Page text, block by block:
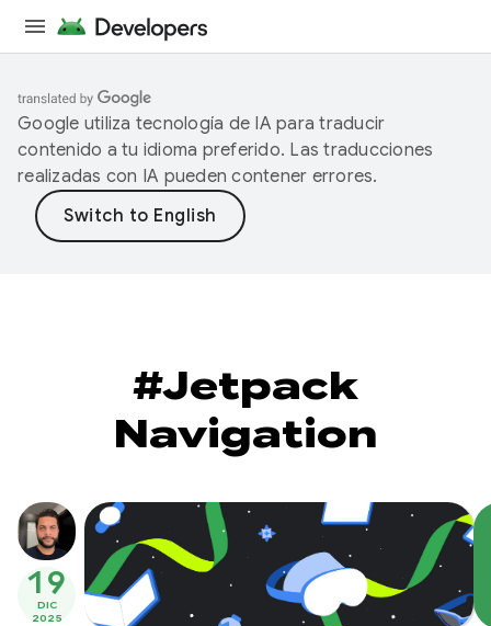
Google utiliza tecnología de IA para traducir
contenido a tu idioma preferido. Las traducciones
realizadas con IA pueden contener errores.
#Jetpack
Navigation
19
DIC
2025